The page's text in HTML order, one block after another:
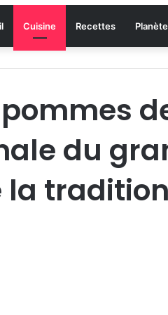
Cuisine Recettes
du
la